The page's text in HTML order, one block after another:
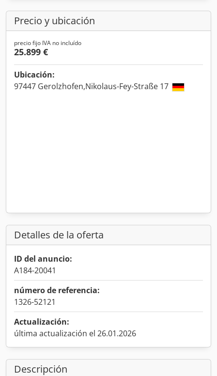
Precio y ubicación
precio fijo IVA no incluído
25.899 €
Ubicación:
97447 Gerolzhofen,Nikolaus-Fey-Straße 17
Detalles de la oferta
ID del anuncio:
A184-20041
número de referencia:
1326-52121
Actualización:
última actualización el 26.01.2026
Descripción